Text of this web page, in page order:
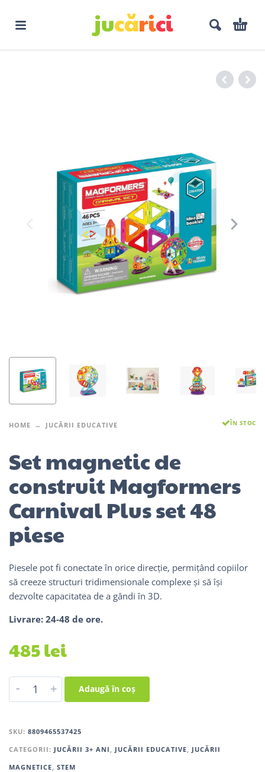
HOME JUCĂRII EDUCATIVE ÎN STOC
Set magnetic de
construit Magformers
Carnival Plus set 48
piese
Piesele pot fi conectate în orice direcție, permițând copiilor
să creeze structuri tridimensionale complexe și să își
dezvolte capacitatea de a gândi în 3D.
Livrare: 24-48 de ore.
485lei
- + Adaugă în coș
SKU: 8809465537425
CATEGORII: JUCĂRII 3+ ANI JUCĂRII EDUCATIVE
JUCĂRII
MAGNETICE STEM